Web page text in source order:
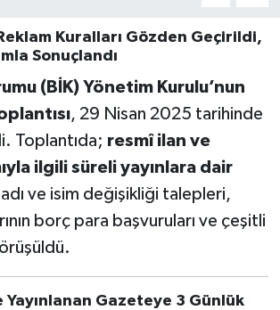
Kuralları Gözden Geçirildi,
Sonuçlandı
(BİK) Yönetim Kurulu’nun
, 29 Nisan 2025 tarihinde
Toplantıda; resmî ilan ve
ilgili süreli yayınlara dair
ve isim değişikliği talepleri,
borç para başvuruları ve çeşitli
Yayınlanan Gazeteye 3 Günlük